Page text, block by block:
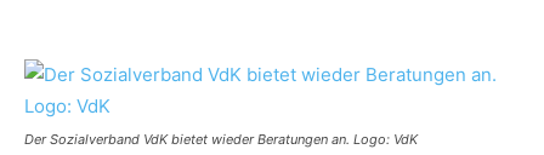
Der Sozialverband VdK bietet wieder Beratungen an. Logo: VdK